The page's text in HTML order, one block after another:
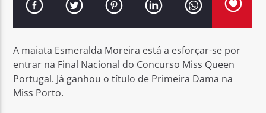
BATE, BATE CORAÇÃO
A maiata Esmeralda Moreira está a esforçar-se por
entrar na Final Nacional do Concurso Miss Queen
Portugal. Já ganhou o título de Primeira Dama na
Miss Porto.